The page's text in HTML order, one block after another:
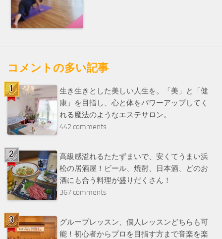
コメントの多い記事
生き生きとした美しい人生を。「美」と「健
康」を目指し、心と体をパワーアップしてく
れる魔法のようなエステサロン。
442 comments
高級感溢れるたたずまいで、安くてうまい浜
松の居酒屋！ビール、焼酎、日本酒、どのお
酒にも合う料理が盛りだくさん！
367 comments
グループレッスン、個人レッスンどちらも可
能！初心者からプロを目指す方まで音楽を楽